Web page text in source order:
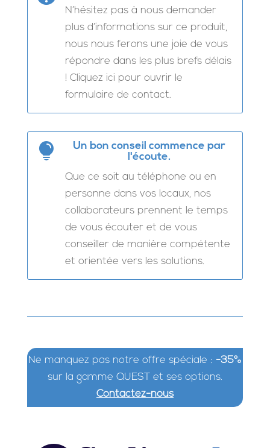
N’hésitez pas à nous demander
plus d’informations sur ce produit,
nous nous ferons une joie de vous
répondre dans les plus brefs délais
! Cliquez ici pour ouvrir le
formulaire de contact.

Un bon conseil commence par
l'écoute.
Que ce soit au téléphone ou en
personne dans vos locaux, nos
collaborateurs prennent le temps
de vous écouter et de vous
conseiller de manière compétente
et orientée vers les solutions.
Ne manquez pas notre offre spéciale : -35%
sur la gamme QUEST et ses options.
Contactez-nous